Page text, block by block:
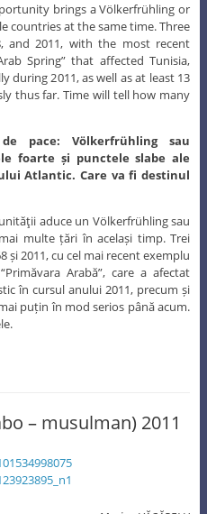
brings a Völkerfrühling or
countries at the same time. Three
and 2011, with the most recent
Spring” that affected Tunisia,
during 2011, as well as at least 13
thus far. Time will tell how many
pace: Völkerfrühling sau
foarte și punctele slabe ale
Atlantic. Care va fi destinul
aduce un Völkerfrühling sau
multe țări în același timp. Trei
și 2011, cu cel mai recent exemplu
Arabă”, care a afectat
în cursul anului 2011, precum și
puțin în mod serios până acum.
– musulman) 2011